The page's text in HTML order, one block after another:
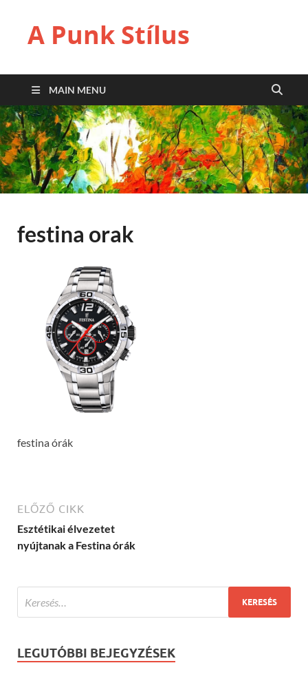
A Punk Stílus
MAIN MENU
festina orak
festina órák
ELŐZŐ CIKK
Esztétikai élvezetet
nyújtanak a Festina órák
LEGUTÓBBI BEJEGYZÉSEK